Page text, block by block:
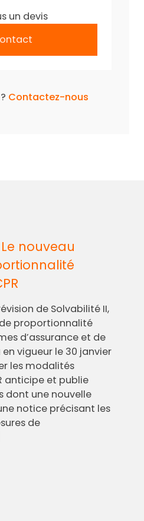
un devis
Contactez-nous
Le nouveau
de Solvabilité II,
proportionnalité
d’assurance et de
vigueur le 30 janvier
les modalités
anticipe et publie
dont une nouvelle
notice précisant les
de